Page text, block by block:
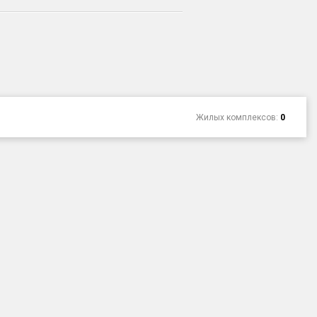
Жилых комплексов: 0